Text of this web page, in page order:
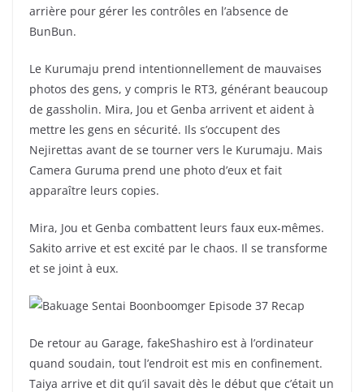
arrière pour gérer les contrôles en l’absence de
BunBun.
Le Kurumaju prend intentionnellement de mauvaises
photos des gens, y compris le RT3, générant beaucoup
de gassholin. Mira, Jou et Genba arrivent et aident à
mettre les gens en sécurité. Ils s’occupent des
Nejirettas avant de se tourner vers le Kurumaju. Mais
Camera Guruma prend une photo d’eux et fait
apparaître leurs copies.
Mira, Jou et Genba combattent leurs faux eux-mêmes.
Sakito arrive et est excité par le chaos. Il se transforme
et se joint à eux.
De retour au Garage, fakeShashiro est à l’ordinateur
quand soudain, tout l’endroit est mis en confinement.
Taiya arrive et dit qu’il savait dès le début que c’était un